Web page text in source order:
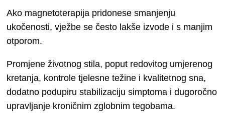
Ako magnetoterapija pridonese smanjenju
ukočenosti, vježbe se često lakše izvode i s manjim
otporom.
Promjene životnog stila, poput redovitog umjerenog
kretanja, kontrole tjelesne težine i kvalitetnog sna,
dodatno podupiru stabilizaciju simptoma i dugoročno
upravljanje kroničnim zglobnim tegobama.